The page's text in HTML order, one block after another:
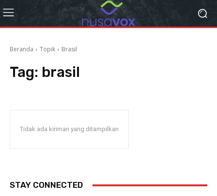
Beranda Topik Brasil
Tag: brasil
Tidak ada kiriman yang ditampilkan
STAY CONNECTED